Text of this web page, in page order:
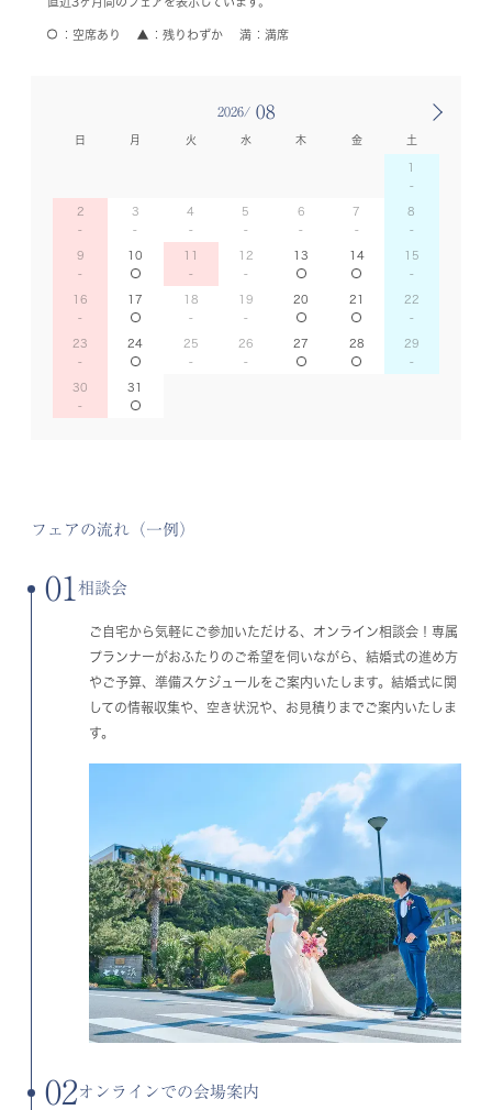
空席あり 残りわずか 満席
2026/ 08
日 月 火 水 木 金 土
1
2 3 4 5 6 7 8
9 10 11 12 13 14 15
16 17 18 19 20 21 22
23 24 25 26 27 28 29
30 31
フェアの流れ（一例）
01 相談会
ご自宅から気軽にご参加いただける、オンライン相談会！専属
プランナーがおふたりのご希望を伺いながら、結婚式の進め方
やご予算、準備スケジュールをご案内いたします。結婚式に関
しての情報収集や、空き状況や、お見積りまでご案内いたしま
す。
02 オンラインでの会場案内